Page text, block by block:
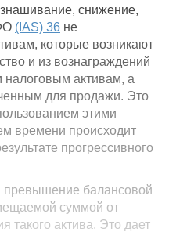
снижение,
(IAS) 36 не
которые возникают
и из вознаграждений
активам, а
для продажи. Это
этими
времени происходит
прогрессивного
превышение балансовой
суммой от
такого актива. Это дает